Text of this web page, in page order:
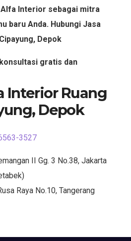
Interior sebagai mitra
baru Anda. Hubungi Jasa
Depok
gratis dan
Interior Ruang
Depok
3527
II Gg. 3 No.38, Jakarta
Raya No.10, Tangerang